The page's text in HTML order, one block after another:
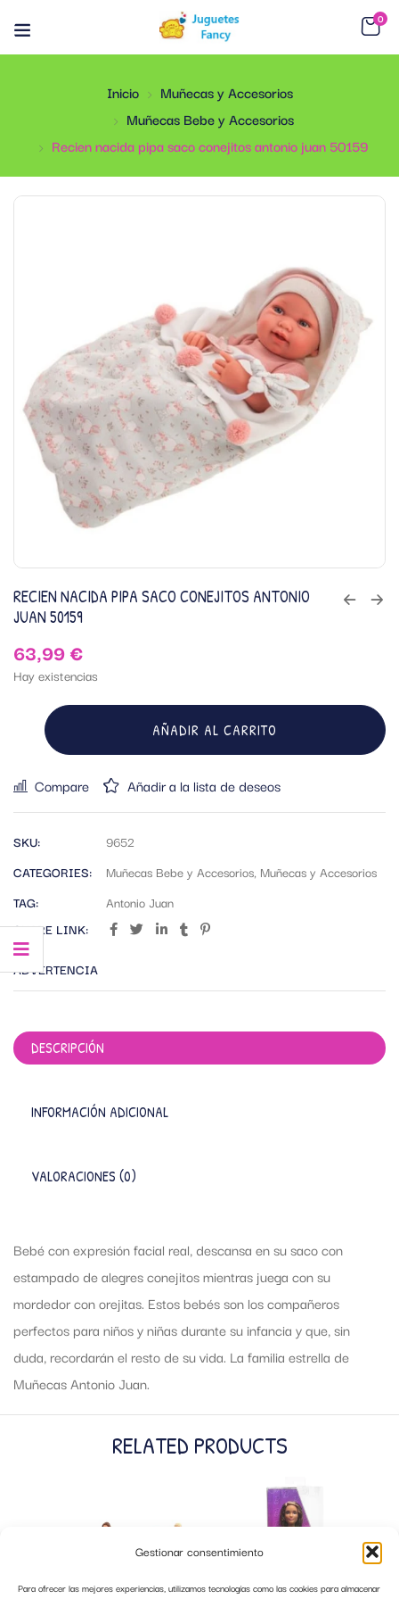
Gestionar consentimiento
Para ofrecer las mejores experiencias, utilizamos tecnologías como las cookies para almacenar
0
Inicio
Muñecas y Accesorios
Muñecas Bebe y Accesorios
Recien nacida pipa saco conejitos antonio juan 50159
RECIEN NACIDA PIPA SACO CONEJITOS ANTONIO
JUAN 50159
63,99€
Hay existencias
AÑADIR AL CARRITO
Compare Añadir a la lista de deseos
SKU:
9652
CATEGORIES:
Muñecas Bebe y Accesorios, Muñecas y Accesorios
TAG:
Antonio Juan
SHARE LINK:
ADVERTENCIA
DESCRIPCIÓN
INFORMACIÓN ADICIONAL
VALORACIONES (0)
Bebé con expresión facial real, descansa en su saco con
estampado de alegres conejitos mientras juega con su
mordedor con orejitas. Estos bebés son los compañeros
perfectos para niños y niñas durante su infancia y que, sin
duda, recordarán el resto de su vida. La familia estrella de
Muñecas Antonio Juan.
RELATED PRODUCTS